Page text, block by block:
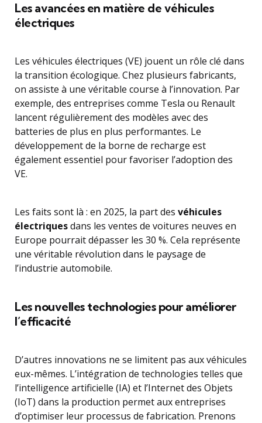
Les avancées en matière de véhicules
électriques
Les véhicules électriques (VE) jouent un rôle clé dans
la transition écologique. Chez plusieurs fabricants,
on assiste à une véritable course à l’innovation. Par
exemple, des entreprises comme Tesla ou Renault
lancent régulièrement des modèles avec des
batteries de plus en plus performantes. Le
développement de la borne de recharge est
également essentiel pour favoriser l’adoption des
VE.
Les faits sont là : en 2025, la part des véhicules
électriquesdans les ventes de voitures neuves en
Europe pourrait dépasser les 30 %. Cela représente
une véritable révolution dans le paysage de
l’industrie automobile.
Les nouvelles technologies pour améliorer
l’efficacité
D’autres innovations ne se limitent pas aux véhicules
eux-mêmes. L’intégration de technologies telles que
l’intelligence artificielle (IA) et l’Internet des Objets
(IoT) dans la production permet aux entreprises
d’optimiser leur processus de fabrication. Prenons